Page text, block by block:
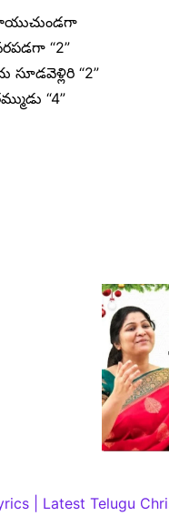
“2”
“2”
“4”
| Latest Telugu